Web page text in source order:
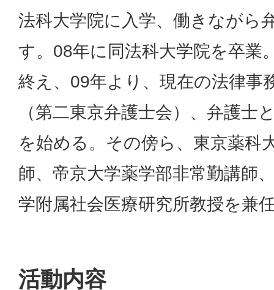
法科大学院に入学、働きながら
す。08年に同法科大学院を卒業
終え、09年より、現在の法律事
（第二東京弁護士会）、弁護士
を始める。その傍ら、東京薬科
師、帝京大学薬学部非常勤講師
学附属社会医療研究所教授を兼
活動内容